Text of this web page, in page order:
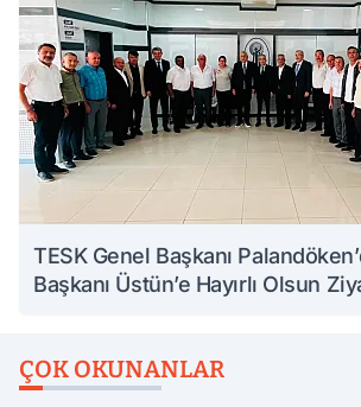
TESK Genel Başkanı
Başkanı Üstün’e Hayırlı Olsun
ÇOK OKUNANLAR